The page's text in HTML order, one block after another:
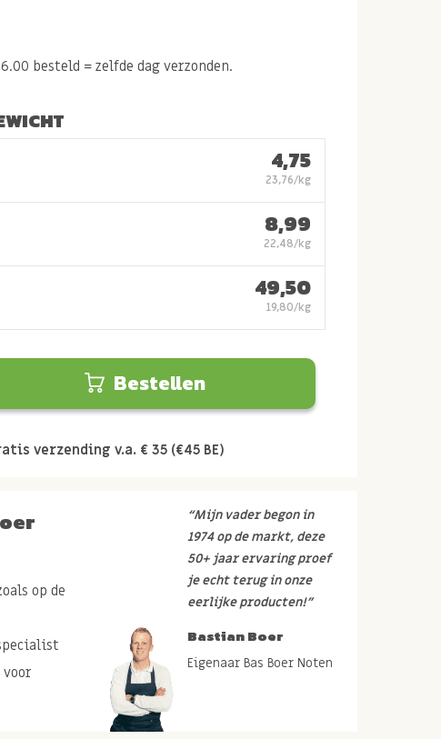
besteld = zelfde dag verzonden.
4,75
23,76/kg
8,99
22,48/kg
49,50
19,80/kg
Bestellen
verzending v.a. € 35 (€45 BE)
op de
voor
“Mijn vader begon in
1974 op de markt, deze
50+ jaar ervaring proef
je echt terug in onze
eerlijke producten!”
Bastian Boer
Eigenaar Bas Boer Noten